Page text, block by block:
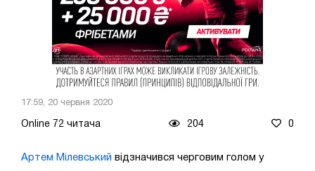
17:59, 20 червня 2020
Online 72 читача 204 0
Артем Мілевський відзначився черговим голом у